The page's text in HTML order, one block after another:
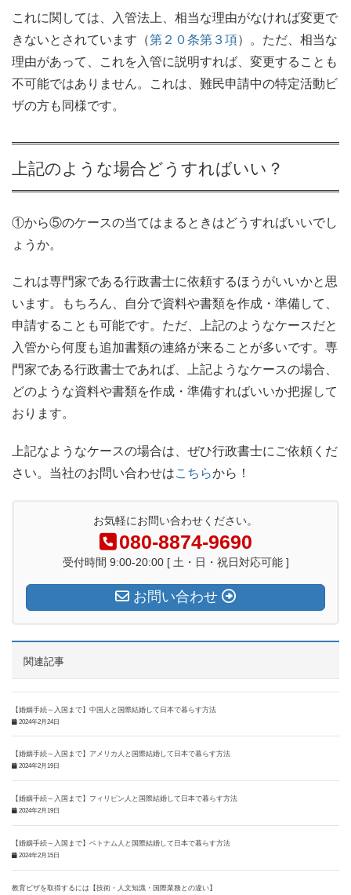
これに関しては、入管法上、相当な理由がなければ変更で
きないとされています（第２０条第３項 ）。ただ、相当な
理由があって、これを入管に説明すれば、変更することも
不可能ではありません。これは、難民申請中の特定活動ビ
ザの方も同様です。
上記のような場合どうすればいい？
①から⑤のケースの当てはまるときはどうすればいいでし
ょうか。
これは専門家である行政書士に依頼するほうがいいかと思
います。もちろん、自分で資料や書類を作成・準備して、
申請することも可能です。ただ、上記のようなケースだと
入管から何度も追加書類の連絡が来ることが多いです。専
門家である行政書士であれば、上記ようなケースの場合、
どのような資料や書類を作成・準備すればいいか把握して
おります。
上記なようなケースの場合は、ぜひ行政書士にご依頼くだ
さい。当社のお問い合わせはこちらから！
お気軽にお問い合わせください。
080-8874-9690
受付時間 9:00-20:00 [ 土・日・祝日対応可能 ]
お問い合わせ
関連記事
【婚姻手続～入国まで】中国人と国際結婚して日本で暮らす方法
2024年2月24日
【婚姻手続～入国まで】アメリカ人と国際結婚して日本で暮らす方法
2024年2月19日
【婚姻手続～入国まで】フィリピン人と国際結婚して日本で暮らす方法
2024年2月19日
【婚姻手続～入国まで】ベトナム人と国際結婚して日本で暮らす方法
2024年2月15日
教育ビザを取得するには【技術・人文知識・国際業務との違い】